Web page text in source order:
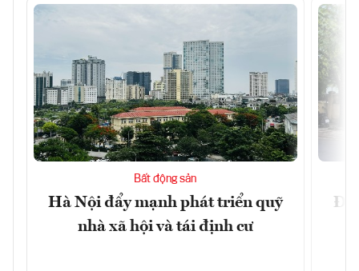
Bất động sản
Hà Nội đẩy mạnh phát triển quỹ
nhà xã hội và tái định cư
Đà